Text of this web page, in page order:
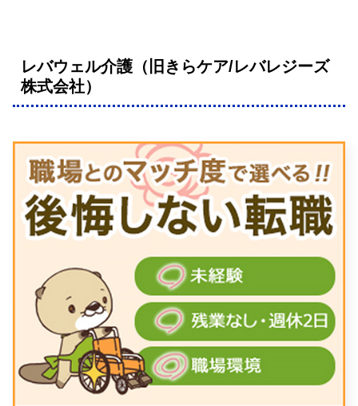
レバウェル介護（旧きらケア/レバレジーズ
株式会社）